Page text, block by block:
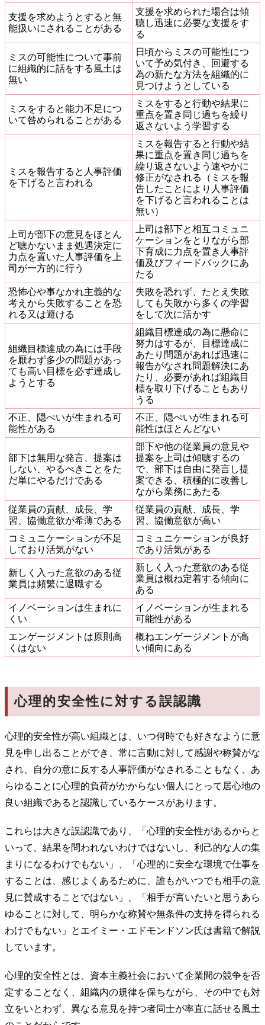
支援を求めようとすると無
能扱いにされることがある
支援を求められた場合は傾
聴し迅速に必要な支援をす
る
ミスの可能性について事前
に組織的に話をする風土は
無い
日頃からミスの可能性につ
いて予め気付き、回避する
為の新たな方法を組織的に
見つけようとしている
ミスをすると能力不足につ
いて咎められることがある
ミスをすると行動や結果に
重点を置き同じ過ちを繰り
返さないよう学習する
ミスを報告すると人事評価
を下げると言われる
ミスを報告すると行動や結
果に重点を置き同じ過ちを
繰り返さないよう速やかに
修正がなされる（ミスを報
告したことにより人事評価
を下げると言われることは
無い）
上司が部下の意見をほとん
ど聴かないまま処遇決定に
力点を置いた人事評価を上
司が一方的に行う
上司は部下と相互コミュニ
ケーションをとりながら部
下育成に力点を置き人事評
価及びフィードバックにあ
たる
恐怖心や事なかれ主義的な
考えから失敗することを恐
れる又は避ける
失敗を恐れず、たとえ失敗
しても失敗から多くの学習
をして次に活かす
組織目標達成の為には手段
を厭わず多少の問題があっ
ても高い目標を必ず達成し
ようとする
組織目標達成の為に懸命に
努力はするが、目標達成に
あたり問題があれば迅速に
報告がなされ問題解決にあ
たり、必要があれば組織目
標を取り下げることもあり
うる
不正、隠ぺいが生まれる可
能性がある
不正、隠ぺいが生まれる可
能性はほとんどない
部下は無用な発言、提案は
しない、やるべきことをた
だ単にやるだけである
部下や他の従業員の意見や
提案を上司は傾聴するの
で、部下は自由に発言し提
案できる、積極的に改善し
ながら業務にあたる
従業員の貢献、成長、学
習、協働意欲が希薄である
従業員の貢献、成長、学
習、協働意欲が高い
コミュニケーションが不足
しており活気がない
コミュニケーションが良好
であり活気がある
新しく入った意欲のある従
業員は頻繁に退職する
新しく入った意欲のある従
業員は概ね定着する傾向に
ある
イノベーションは生まれに
くい
イノベーションが生まれる
可能性がある
エンゲージメントは原則高
くはない
概ねエンゲージメントが高
い傾向にある
心理的安全性に対する誤認識
心理的安全性が高い組織とは、いつ何時でも好きなように意
見を申し出ることができ、常に言動に対して感謝や称賛がな
され、自分の意に反する人事評価がなされることもなく、あ
らゆることに心理的負荷がかからない個人にとって居心地の
良い組織であると認識しているケースがあります。
これらは大きな誤認識であり、「心理的安全性があるからと
いって、結果を問われないわけではないし、利己的な人の集
まりになるわけでもない」、「心理的に安全な環境で仕事を
することは、感じよくあるために、誰もがいつでも相手の意
見に賛成することではない」、「相手が言いたいと思うあら
ゆることに対して、明らかな称賛や無条件の支持を得られる
わけでもない」とエイミー・エドモンドソン氏は書籍で解説
しています。
心理的安全性とは、資本主義社会において企業間の競争を否
定することなく、組織内の規律を保ちながら、その中でも対
立をいとわず、異なる意見を持つ者同士が率直に話せる風土